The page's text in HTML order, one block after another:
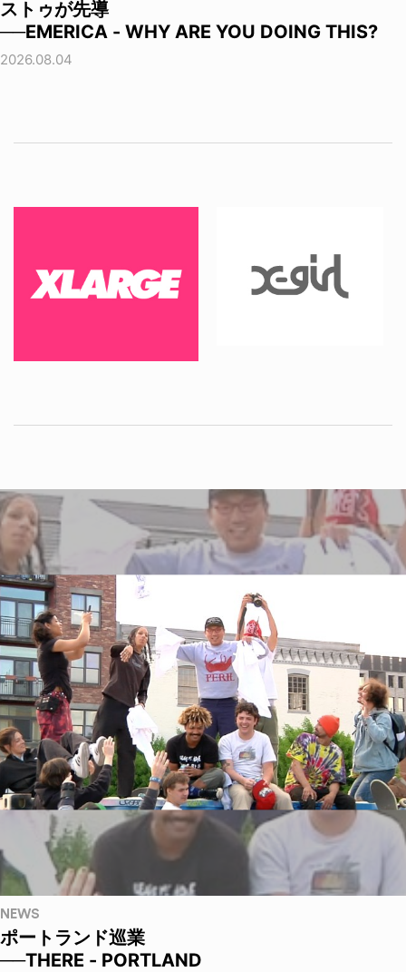
ストゥが先導
──EMERICA - WHY ARE YOU DOING THIS?
2026.08.04
NEWS
ポートランド巡業
──THERE - PORTLAND